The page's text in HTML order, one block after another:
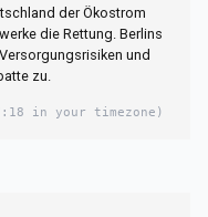
der Ökostrom
die Rettung. Berlins
und
zu.
in your timezone)